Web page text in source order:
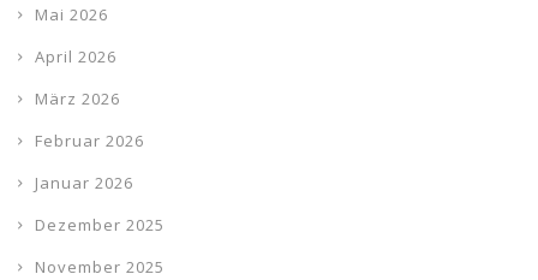
Mai 2026
April 2026
März 2026
Februar 2026
Januar 2026
Dezember 2025
November 2025